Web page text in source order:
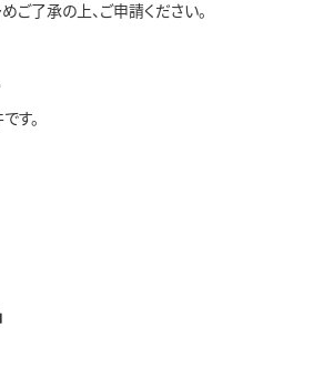
ご了承の上、ご申請ください。
す。